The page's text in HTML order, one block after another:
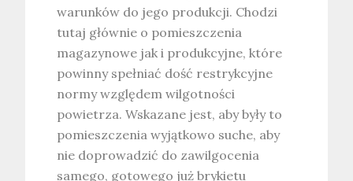
warunków do jego produkcji. Chodzi
tutaj głównie o pomieszczenia
magazynowe jak i produkcyjne, które
powinny spełniać dość restrykcyjne
normy względem wilgotności
powietrza. Wskazane jest, aby były to
pomieszczenia wyjątkowo suche, aby
nie doprowadzić do zawilgocenia
samego, gotowego już brykietu